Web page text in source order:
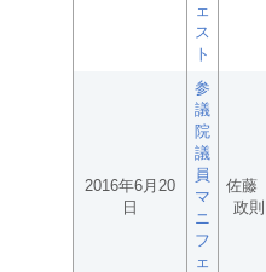
ェ
ス
ト
2016年6月20
日
参
議
院
議
員
マ
ニ
フ
ェ
佐藤
政則